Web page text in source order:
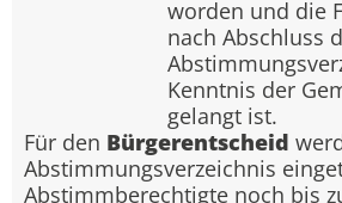
worden und die
nach Abschluss
Kenntnis der
gelangt ist.
Für den Bürgerentscheid
Abstimmungsverzeichnis
Abstimmberechtigte noch bis